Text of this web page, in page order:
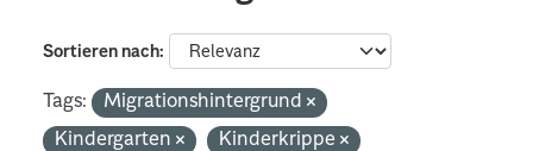
Sortieren nach
Tags:
Migrationshintergrund
Kindergarten
Kinderkrippe